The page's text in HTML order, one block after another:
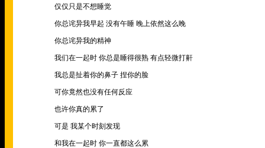
仅仅只是不想睡觉
你总诧异我早起 没有午睡 晚上依然这么晚
你总诧异我的精神
我们在一起时 你总是睡得很熟 有点轻微打鼾
我总是扯着你的鼻子 捏你的脸
可你竟然也没有任何反应
也许你真的累了
可是 我某个时刻发现
和我在一起时 你一直都这么累